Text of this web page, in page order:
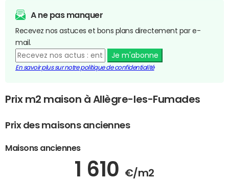
A ne pas manquer
Recevez nos astuces et bons plans directement par e-
mail.
Je m'abonne
En savoir plus sur notre politique de confidentialité
Prix m2 maison à Allègre-les-Fumades
Prix des maisons anciennes
Maisons anciennes
1 610 €/m2